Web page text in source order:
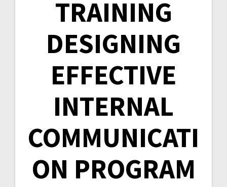
TRAINING
DESIGNING
EFFECTIVE
INTERNAL
COMMUNICATI
ON PROGRAM